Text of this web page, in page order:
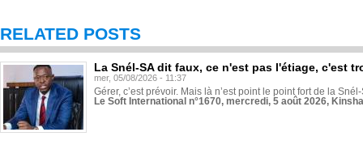
RELATED POSTS
La Snél-SA dit faux, ce n'est pas l'étiage, c'est
mer, 05/08/2026 - 11:37
Gérer, c’est prévoir. Mais là n’est point le point fort de la
Le Soft International n°1670, mercredi, 5 août 2026,